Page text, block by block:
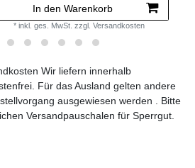
In den Warenkorb
* inkl. ges. MwSt. zzgl. Versandkosten
Wir liefern innerhalb
Für das Ausland gelten andere
ausgewiesen werden . Bitte
Versandpauschalen für Sperrgut.